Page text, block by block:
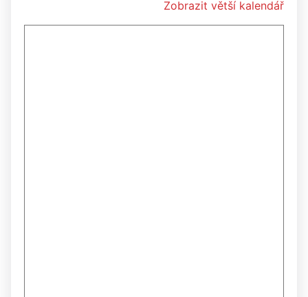
Zobrazit větší kalendář